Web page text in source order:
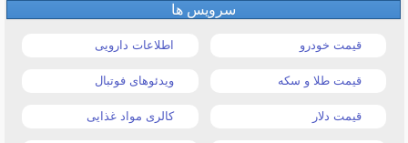
سرویس ها
قیمت خودرو اطلاعات دارویی
قیمت طلا و سکه ویدئوهای فوتبال
قیمت دلار کالری مواد غذایی